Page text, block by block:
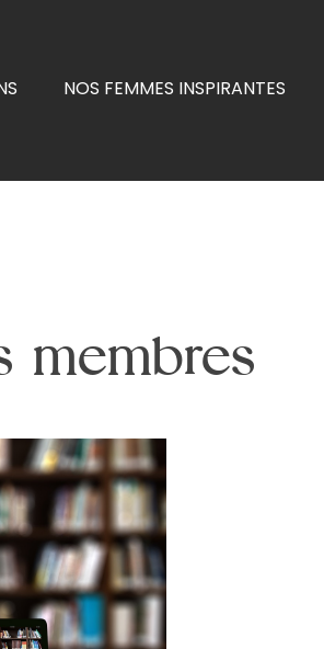
NOS FEMMES INSPIRANTES
membres